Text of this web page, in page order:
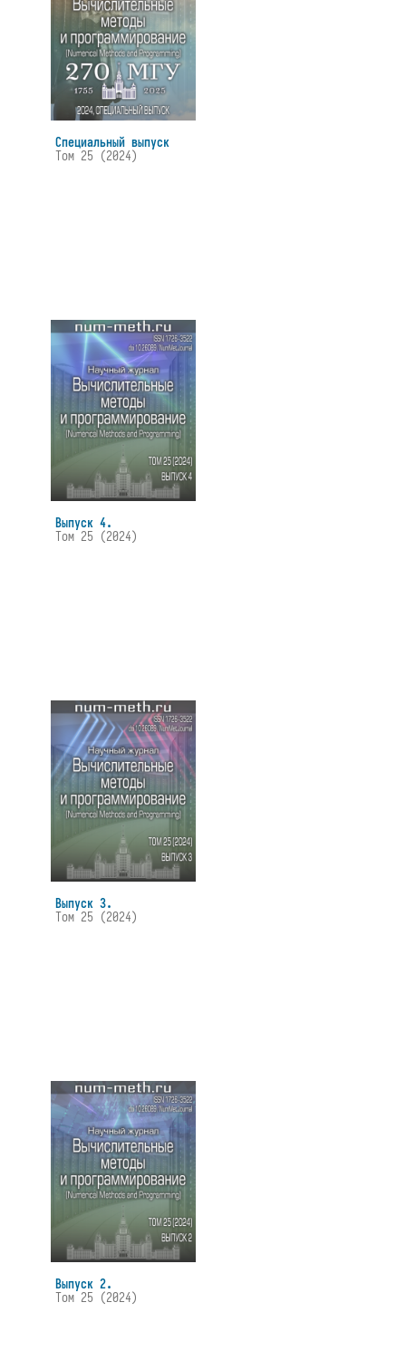
Специальный выпуск
Том 25 (2024)
Выпуск 4.
Том 25 (2024)
Выпуск 3.
Том 25 (2024)
Выпуск 2.
Том 25 (2024)